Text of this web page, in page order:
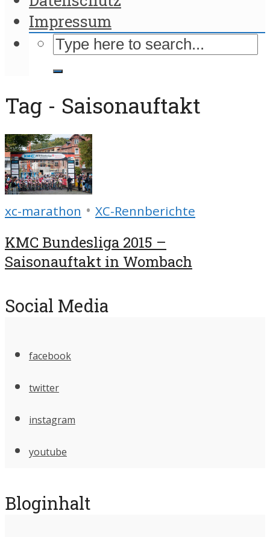
Impressum
Tag - Saisonauftakt
xc-marathon • XC-Rennberichte
KMC Bundesliga 2015 –
Saisonauftakt in Wombach
Social Media
facebook
twitter
instagram
youtube
Bloginhalt